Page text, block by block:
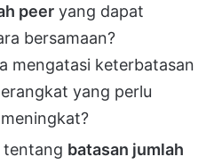
peer yang dapat
bersamaan?
mengatasi keterbatasan
yang perlu
tentang batasan jumlah